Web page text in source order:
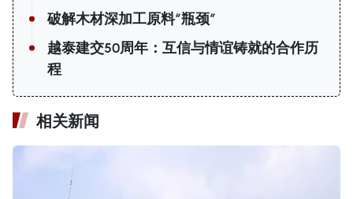
破解木材深加工原料“瓶颈”
越泰建交50周年：互信与情谊铸就的合作历
程
相关新闻